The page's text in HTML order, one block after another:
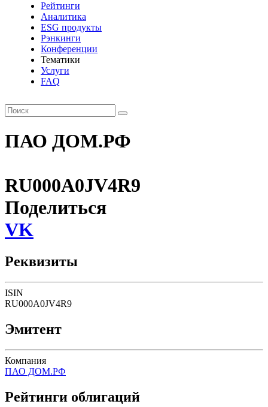
Рейтинги
Аналитика
ESG продукты
Рэнкинги
Конференции
Тематики
Услуги
FAQ
ПАО ДОМ.РФ
RU000A0JV4R9
Поделиться
VK
Реквизиты
ISIN
RU000A0JV4R9
Эмитент
Компания
ПАО ДОМ.РФ
Рейтинги облигаций